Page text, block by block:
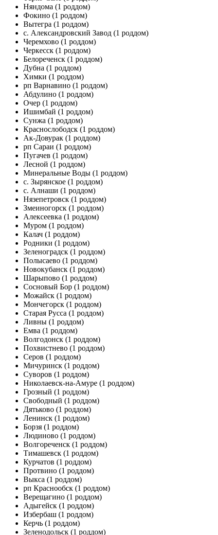
Няндома (1 роддом)
Фокино (1 роддом)
Вытегра (1 роддом)
с. Александровский Завод (1 роддом)
Черемхово (1 роддом)
Черкесск (1 роддом)
Белореченск (1 роддом)
Дубна (1 роддом)
Химки (1 роддом)
рп Варнавино (1 роддом)
Абдулино (1 роддом)
Очер (1 роддом)
Ишимбай (1 роддом)
Сунжа (1 роддом)
Краснослободск (1 роддом)
Ак-Довурак (1 роддом)
рп Сараи (1 роддом)
Пугачев (1 роддом)
Лесной (1 роддом)
Минеральные Воды (1 роддом)
с. Зырянское (1 роддом)
с. Алнаши (1 роддом)
Нязепетровск (1 роддом)
Змеиногорск (1 роддом)
Алексеевка (1 роддом)
Муром (1 роддом)
Калач (1 роддом)
Родники (1 роддом)
Зеленоградск (1 роддом)
Полысаево (1 роддом)
Новокубанск (1 роддом)
Шарыпово (1 роддом)
Сосновый Бор (1 роддом)
Можайск (1 роддом)
Мончегорск (1 роддом)
Старая Русса (1 роддом)
Ливны (1 роддом)
Емва (1 роддом)
Волгодонск (1 роддом)
Похвистнево (1 роддом)
Серов (1 роддом)
Мичуринск (1 роддом)
Суворов (1 роддом)
Николаевск-на-Амуре (1 роддом)
Грозный (1 роддом)
Свободный (1 роддом)
Дятьково (1 роддом)
Ленинск (1 роддом)
Борзя (1 роддом)
Людиново (1 роддом)
Волгореченск (1 роддом)
Тимашевск (1 роддом)
Курчатов (1 роддом)
Протвино (1 роддом)
Выкса (1 роддом)
рп Краснообск (1 роддом)
Верещагино (1 роддом)
Адыгейск (1 роддом)
Избербаш (1 роддом)
Керчь (1 роддом)
Зеленодольск (1 роддом)